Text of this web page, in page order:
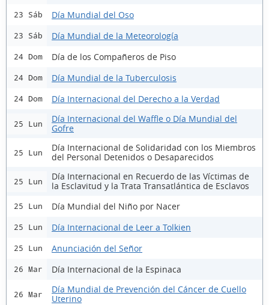
23 Sáb Día Mundial del Oso
23 Sáb Día Mundial de la Meteorología
24 Dom Día de los Compañeros de Piso
24 Dom Día Mundial de la Tuberculosis
24 Dom Día Internacional del Derecho a la Verdad
25 Lun
Día Internacional del Waffle o Día Mundial del
Gofre
25 Lun
Día Internacional de Solidaridad con los Miembros
del Personal Detenidos o Desaparecidos
25 Lun
Día Internacional en Recuerdo de las Víctimas de
la Esclavitud y la Trata Transatlántica de Esclavos
25 Lun Día Mundial del Niño por Nacer
25 Lun Día Internacional de Leer a Tolkien
25 Lun Anunciación del Señor
26 Mar Día Internacional de la Espinaca
26 Mar
Día Mundial de Prevención del Cáncer de Cuello
Uterino